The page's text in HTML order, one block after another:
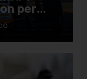
per
ottavo